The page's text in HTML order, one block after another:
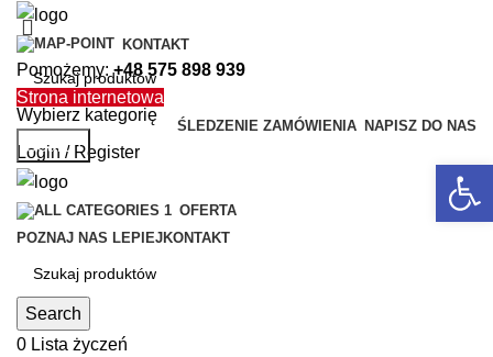
KONTAKT
Pomożemy:+48 575 898 939
Strona internetowa
ŚLEDZENIE ZAMÓWIENIA NAPISZ DO NAS
Login / Register
OFERTA
POZNAJ NAS LEPIEJKONTAKT
Search
0 Lista życzeń
Wybierz kategorię
Search